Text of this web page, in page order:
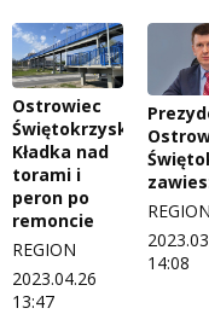
Ostrowiec
Świętokrzyski.
Kładka nad
torami i
peron po
remoncie
REGION
2023.04.26
13:47
REGION
14:08